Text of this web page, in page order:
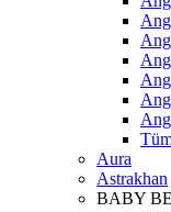
Aura
Astrakhan
BABY